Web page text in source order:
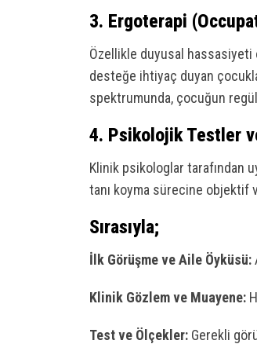
3. Ergoterapi
Özellikle duyusal
desteğe ihtiyaç duyan
spektrumunda, çocuğun
4. Psikolojik Testler
Klinik psikologlar tarafından
tanı koyma sürecine objektif
Sırasıyla;
İlk Görüşme ve Aile Öyküsü:
Klinik Gözlem ve Muayene:
Test ve Ölçekler: Gerekli